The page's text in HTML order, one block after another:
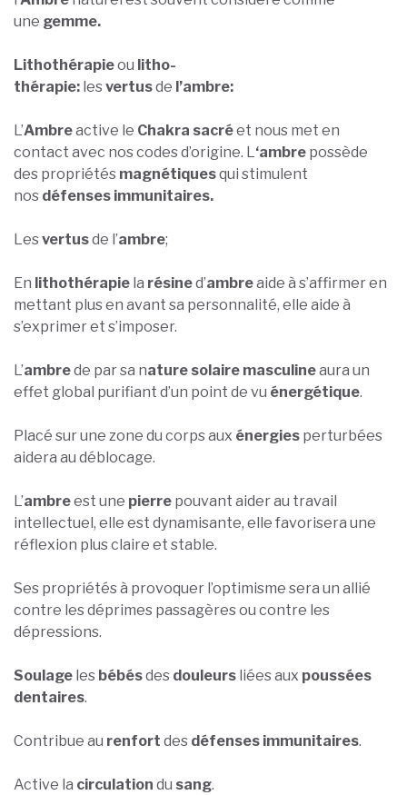
une gemme.
Lithothérapieou litho-
thérapie: lesvertusde l’ambre:
L’Ambreactive le Chakra sacréet nous met en
contact avec nos codes d’origine. L‘ambre possède
des propriétés magnétiquesqui stimulent
nos défenses immunitaires.
Lesvertusde l’ambre;
En lithothérapie la résined’ambreaide à s’affirmer en
mettant plus en avant sa personnalité, elle aide à
s’exprimer et s’imposer.
L’ambrede par sa nature solaire masculineaura un
effet global purifiant d’un point de vu énergétique.
Placé sur une zone du corps aux énergies perturbées
aidera au déblocage.
L’ambreest une pierre pouvant aider au travail
intellectuel, elle est dynamisante, elle favorisera une
réflexion plus claire et stable.
Ses propriétés à provoquer l’optimisme sera un allié
contre les déprimes passagères ou contre les
dépressions.
Soulage les bébésdes douleurs liées aux poussées
dentaires.
Contribue au renfort des défenses immunitaires.
Active la circulation du sang.